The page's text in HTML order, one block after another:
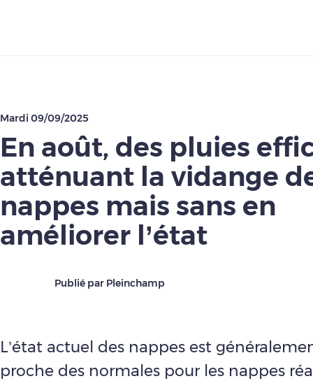
Mardi 09/09/2025
En août, des pluies
atténuant la vidange
nappes mais sans en
améliorer l’état
Publié par Pleinchamp
L’état actuel des nappes est
proche des normales pour les nappes